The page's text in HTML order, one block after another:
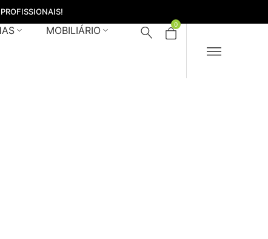
MOBILIÁRIO
0